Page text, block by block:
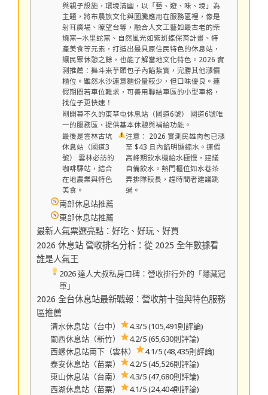
與親子設施，環境清幽，以「藝、遊、味、境」為
主題，將布農族文化與圖騰應用在服務區裡，像是
射耳廣場、瞭望台等，融合人文工藝如最古老的柴
燒窯─水里蛇窯、自然風光如紫斑蝶保育計畫、特
產美食等元素，打造出最具原住民特色的休息站，
讓民眾休憩之餘，也能了解當地文化特色。2026 實
測推薦：舞斗米芋頭包子內餡紮實，完勝其他漲價
櫃位。雖然水沙連意麵份量較少，但口味優良。連
假期間若車位難求，可善用聯結車區的小型車格，
找位子更快速！
剛開幕不久的東草屯休息站（國道6號） 國道6號唯
一的服務區，提供基本休憩與補給功能。
最後是雲林古坑
休息站（國道3
號） 雲林必訪的
咖啡驛站，結合
在地農業與特色
美食。
注意： 2026 實測民雄肉包已漲
至 $43 且內餡明顯縮水。連假
高峰期飲水機給水極慢，建議
自備飲水。熱門櫃位如水巷茶
弄排隊較長，趕時間者建議跳
過。
南部休息站推薦
東部休息站推薦
最新人氣票選亮點：好吃、好玩、好買
2026 休息站 營收排名分析：從 2025 全年數據看
誰是人氣王
2026 達人大叔私房口碑：營收排行外的「隱藏冠
軍」
2026 全台休息站最新戰報：營收前十強與特色服務
區推薦
清水休息站（台中）
4.3/5 (105,491則評論)
關西休息站（新竹）
4.2/5 (65,630則評論)
西螺休息站南下（雲林）
4.1/5 (48,435則評論)
泰安休息站（苗栗）
4.2/5 (45,526則評論)
東山休息站（台南）
4.3/5 (47,680則評論)
西湖休息站（苗栗）
4.1/5 (24,404則評論)